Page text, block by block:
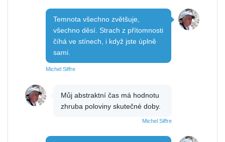
Temnota všechno zvětšuje,
všechno děsí. Strach z přítomnosti
číhá ve stínech, i když jste úplně
sami.
Michel Siffre
Můj abstraktní čas má hodnotu
zhruba poloviny skutečné doby.
Michel Siffre